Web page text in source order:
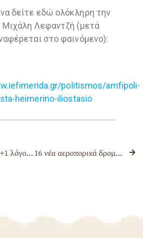
δείτε εδώ ολόκληρη την
Μιχάλη Λεφαντζή (μετά
στο φαινόμενο):
politismos/amfipoli-
heimerino-iliostasio
Costa Ofrynio, 5+1 λόγοι για να το “ανακαλύψεις” φέτος, γιατί νομίζεις ότι το ξέρεις! 16 νέα αεροπορικά δρομολόγια στο αεροδρόμιο «Μακεδονία» το 2022